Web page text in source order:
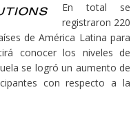
En total se
registraron 220
de América Latina para
conocer los niveles de
se logró un aumento de
con respecto a la